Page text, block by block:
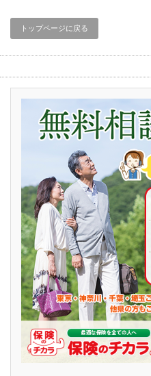
トップページに戻る